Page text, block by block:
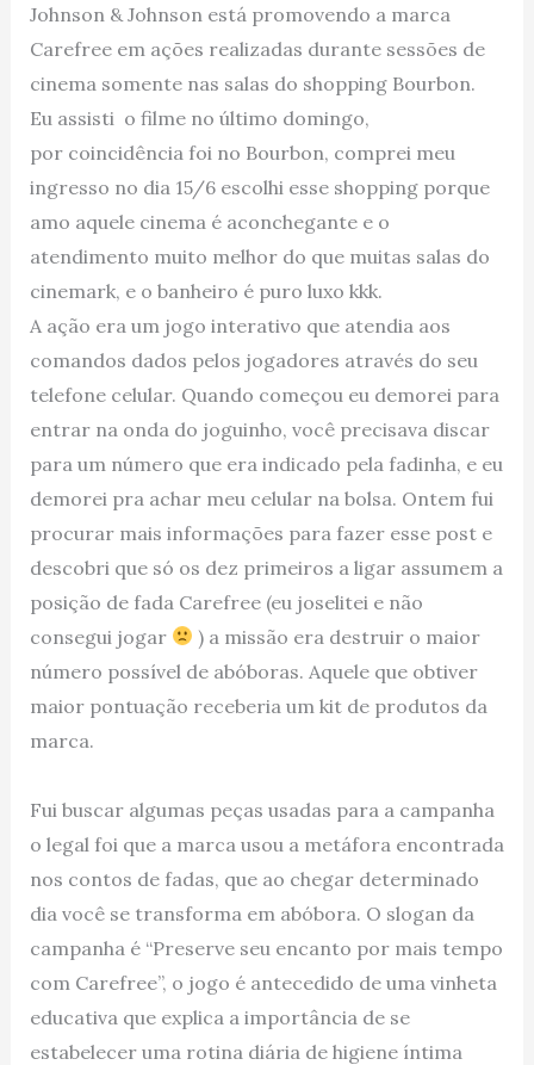
Johnson & Johnson está promovendo a marca
Carefree em ações realizadas durante sessões de
cinema somente nas salas do shopping Bourbon.
Eu assisti o filme no último domingo,
por coincidência foi no Bourbon, comprei meu
ingresso no dia 15/6 escolhi esse shopping porque
amo aquele cinema é aconchegante e o
atendimento muito melhor do que muitas salas do
cinemark, e o banheiro é puro luxo kkk.
A ação era um jogo interativo que atendia aos
comandos dados pelos jogadores através do seu
telefone celular. Quando começou eu demorei para
entrar na onda do joguinho, você precisava discar
para um número que era indicado pela fadinha, e eu
demorei pra achar meu celular na bolsa. Ontem fui
procurar mais informações para fazer esse post e
descobri que só os dez primeiros a ligar assumem a
posição de fada Carefree (eu joselitei e não
consegui jogar
) a missão era destruir o maior
número possível de abóboras. Aquele que obtiver
maior pontuação receberia um kit de produtos da
marca.
Fui buscar algumas peças usadas para a campanha
o legal foi que a marca usou a metáfora encontrada
nos contos de fadas, que ao chegar determinado
dia você se transforma em abóbora. O slogan da
campanha é “Preserve seu encanto por mais tempo
com Carefree”, o jogo é antecedido de uma vinheta
educativa que explica a importância de se
estabelecer uma rotina diária de higiene íntima